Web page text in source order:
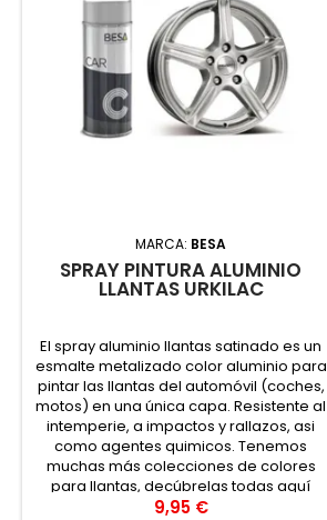
MARCA: BESA
SPRAY PINTURA ALUMINIO
LLANTAS URKILAC
El spray aluminio llantas satinado es un
esmalte metalizado color aluminio para
pintar las llantas del automóvil (coches,
motos) en una única capa. Resistente al
intemperie, a impactos y rallazos, asi
como agentes quimicos. Tenemos
muchas más colecciones de colores
para llantas, decúbrelas todas aquí
9,95 €